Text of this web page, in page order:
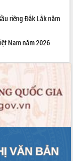
riêng Đắk Lắk năm
Nam năm 2026